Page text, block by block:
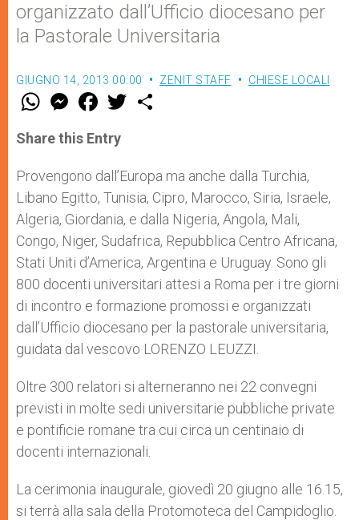
organizzato dall’Ufficio diocesano per
la Pastorale Universitaria
GIUGNO 14, 2013 00:00 ZENIT STAFF CHIESE LOCALI
W
t
s
p
p
M
e
s
e
g
e
r
F
a
e
b
o
k
w
r
Share this Entry
Provengono dall’Europa ma anche dalla Turchia,
Libano Egitto, Tunisia, Cipro, Marocco, Siria, Israele,
Algeria, Giordania, e dalla Nigeria, Angola, Mali,
Congo, Niger, Sudafrica, Repubblica Centro Africana,
Stati Uniti d’America, Argentina e Uruguay. Sono gli
800 docenti universitari attesi a Roma per i tre giorni
di incontro e formazione promossi e organizzati
dall’Ufficio diocesano per la pastorale universitaria,
guidata dal vescovo LORENZO LEUZZI.
Oltre 300 relatori si alterneranno nei 22 convegni
previsti in molte sedi universitarie pubbliche private
e pontificie romane tra cui circa un centinaio di
docenti internazionali.
La cerimonia inaugurale, giovedì 20 giugno alle 16.15,
si terrà alla sala della Protomoteca del Campidoglio.